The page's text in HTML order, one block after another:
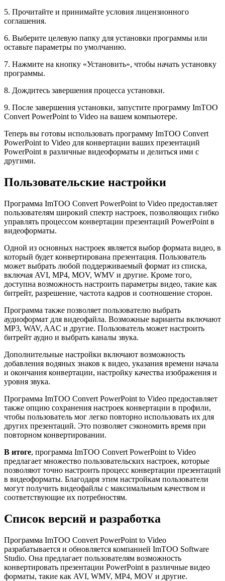
5. Прочитайте и принимайте условия лицензионного
соглашения.
6. Выберите целевую папку для установки программы или
оставьте параметры по умолчанию.
7. Нажмите на кнопку «Установить», чтобы начать установку
программы.
8. Дождитесь завершения процесса установки.
9. После завершения установки, запустите программу ImTOO
Convert PowerPoint to Video на вашем компьютере.
Теперь вы готовы использовать программу ImTOO Convert
PowerPoint to Video для конвертации ваших презентаций
PowerPoint в различные видеоформаты и делиться ими с
другими.
Пользовательские настройки
Программа ImTOO Convert PowerPoint to Video предоставляет
пользователям широкий спектр настроек, позволяющих гибко
управлять процессом конвертации презентаций PowerPoint в
видеоформаты.
Одной из основных настроек является выбор формата видео, в
который будет конвертирована презентация. Пользователь
может выбрать любой поддерживаемый формат из списка,
включая AVI, MP4, MOV, WMV и другие. Кроме того,
доступна возможность настроить параметры видео, такие как
битрейт, разрешение, частота кадров и соотношение сторон.
Программа также позволяет пользователю выбрать
аудиоформат для видеофайла. Возможные варианты включают
MP3, WAV, AAC и другие. Пользователь может настроить
битрейт аудио и выбрать каналы звука.
Дополнительные настройки включают возможность
добавления водяных знаков к видео, указания времени начала
и окончания конвертации, настройку качества изображения и
уровня звука.
Программа ImTOO Convert PowerPoint to Video предоставляет
также опцию сохранения настроек конвертации в профили,
чтобы пользователь мог легко повторно использовать их для
других презентаций. Это позволяет сэкономить время при
повторном конвертировании.
В итоге, программа ImTOO Convert PowerPoint to Video
предлагает множество пользовательских настроек, которые
позволяют точно настроить процесс конвертации презентаций
в видеоформаты. Благодаря этим настройкам пользователи
могут получить видеофайлы с максимальным качеством и
соответствующие их потребностям.
Список версий и разработка
Программа ImTOO Convert PowerPoint to Video
разрабатывается и обновляется компанией ImTOO Software
Studio. Она предлагает пользователям возможность
конвертировать презентации PowerPoint в различные видео
форматы, такие как AVI, WMV, MP4, MOV и другие.